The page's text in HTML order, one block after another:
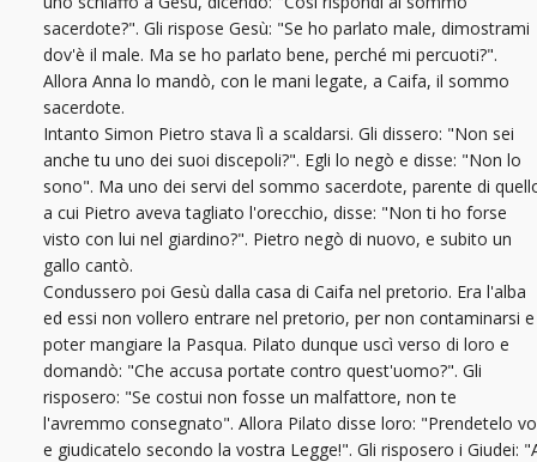
sacerdote?". Gli rispose Gesù: "Se ho parlato male, dimostrami
dov'è il male. Ma se ho parlato bene, perché mi percuoti?".
Allora Anna lo mandò, con le mani legate, a Caifa, il sommo
sacerdote.
Intanto Simon Pietro stava lì a scaldarsi. Gli dissero: "Non sei
anche tu uno dei suoi discepoli?". Egli lo negò e disse: "Non lo
sono". Ma uno dei servi del sommo sacerdote, parente di
a cui Pietro aveva tagliato l'orecchio, disse: "Non ti ho forse
visto con lui nel giardino?". Pietro negò di nuovo, e subito un
gallo cantò.
Condussero poi Gesù dalla casa di Caifa nel pretorio. Era l'alba
ed essi non vollero entrare nel pretorio, per non contaminarsi e
poter mangiare la Pasqua. Pilato dunque uscì verso di loro e
domandò: "Che accusa portate contro quest'uomo?". Gli
risposero: "Se costui non fosse un malfattore, non te
l'avremmo consegnato". Allora Pilato disse loro: "Prendetelo
e giudicatelo secondo la vostra Legge!". Gli risposero i Giudei: